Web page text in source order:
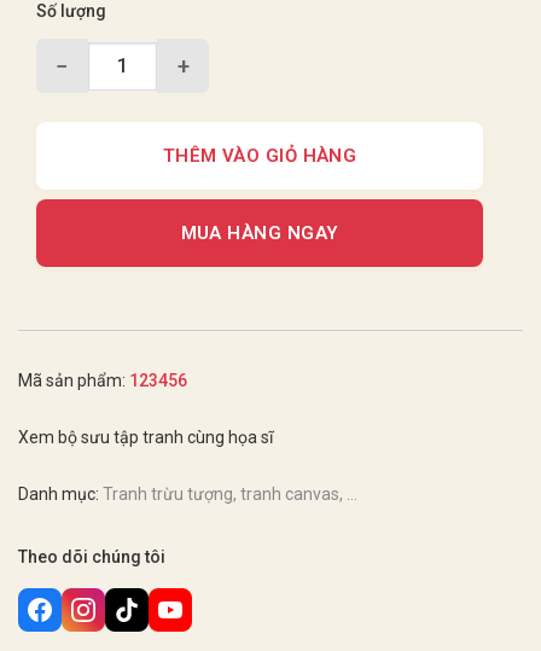
Số lượng
− +
THÊM VÀO GIỎ HÀNG
MUA HÀNG NGAY
Mã sản phẩm: 123456
Xem bộ sưu tập tranh cùng họa sĩ
Danh mục: Tranh trừu tượng, tranh canvas, ...
Theo dõi chúng tôi